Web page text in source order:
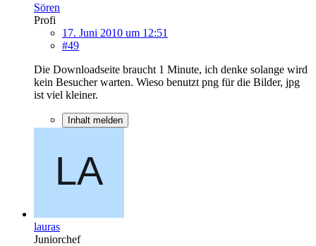
Sören
Profi
17. Juni 2010 um 12:51
#49
Die Downloadseite braucht 1 Minute, ich denke solange wird
kein Besucher warten. Wieso benutzt png für die Bilder, jpg
ist viel kleiner.
Inhalt melden
lauras
Juniorchef